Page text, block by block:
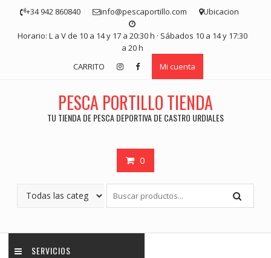
contenido
+34 942 860840 info@pescaportillo.com Ubicacion
Horario: L a V de 10 a 14 y 17 a 20:30 h · Sábados 10 a 14 y 17:30
a 20 h
CARRITO
Mi cuenta
PESCA PORTILLO TIENDA
TU TIENDA DE PESCA DEPORTIVA DE CASTRO URDIALES
0
SERVICIOS